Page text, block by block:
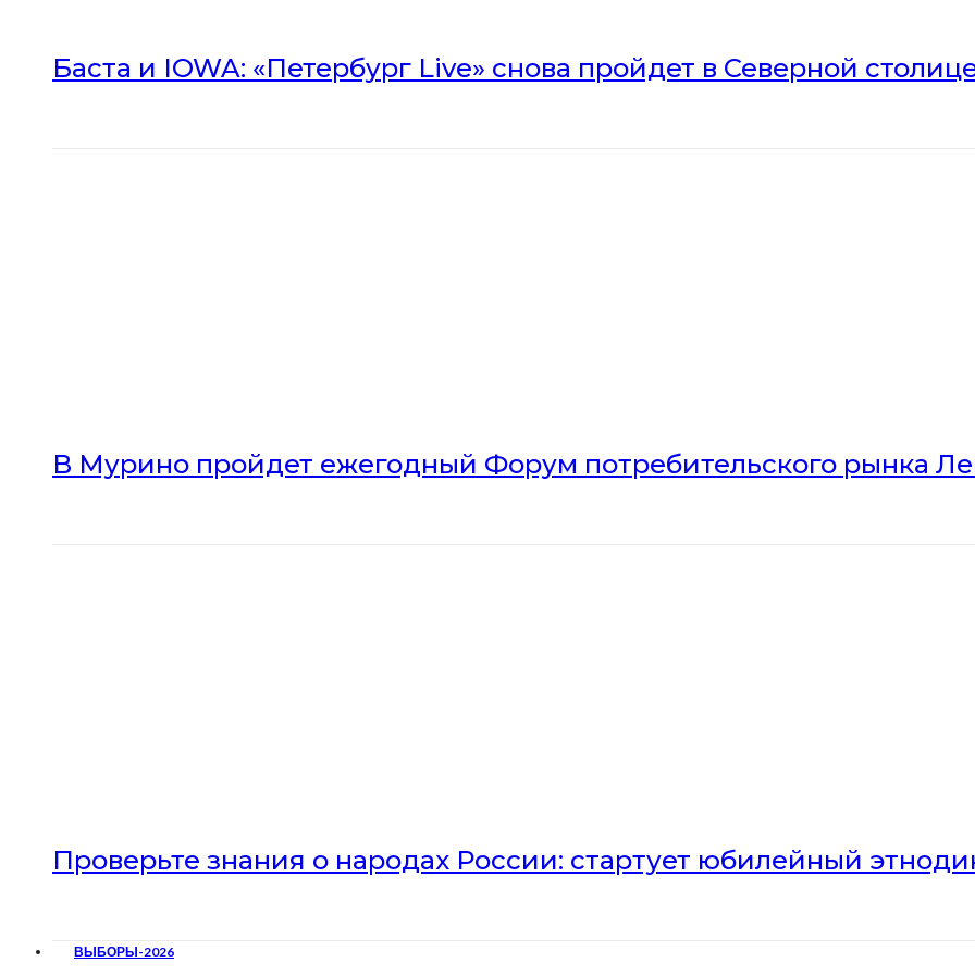
Баста и IOWA: «Петербург Live» снова пройдет в Северной
В Мурино пройдет ежегодный Форум потребительского рынка
Проверьте знания о народах России: стартует юбилейный
ВЫБОРЫ-2026